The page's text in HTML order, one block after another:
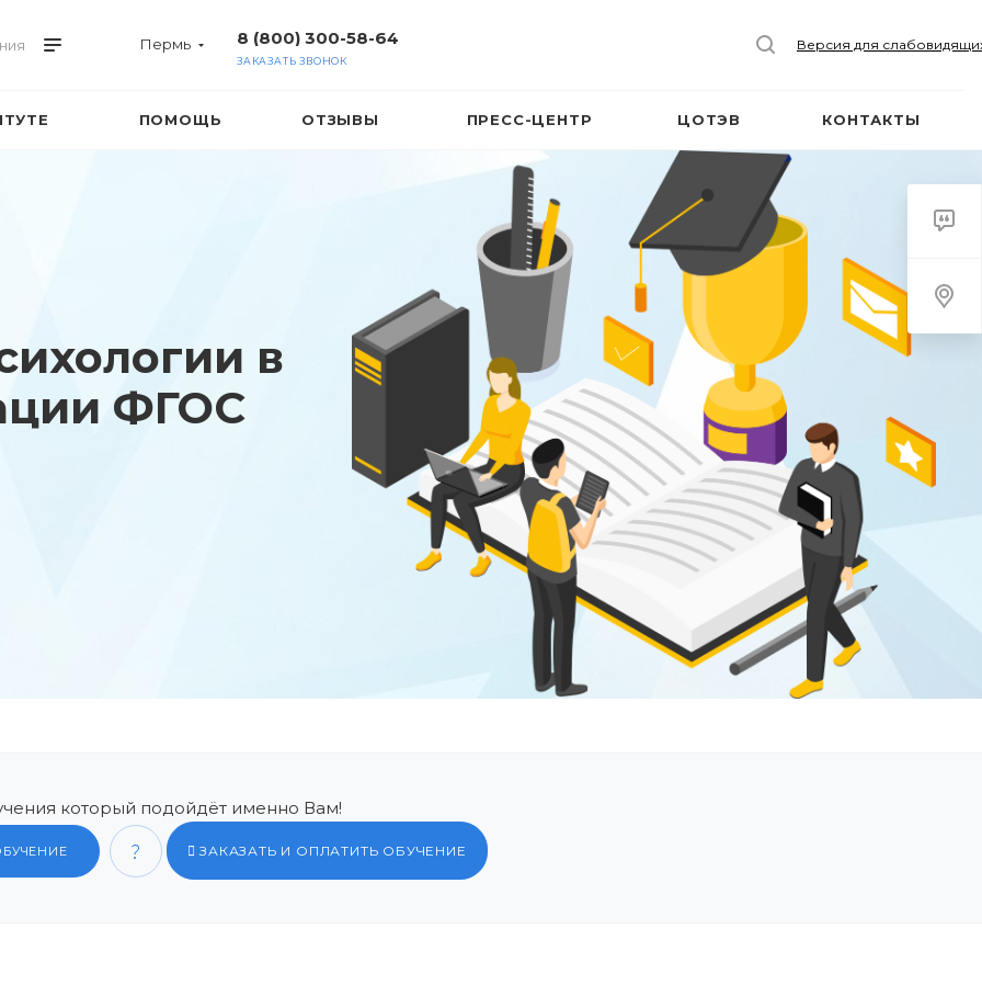
Пермь 8 (800) 300-58-64
ЗАКАЗАТЬ ЗВОНОК
Версия для
ПОМОЩЬ ОТЗЫВЫ ПРЕСС-ЦЕНТР ЦОТЭВ КОНТАКТЫ
в
ФГОС
который подойдёт именно Вам!
ЗАКАЗАТЬ И ОПЛАТИТЬ ОБУЧЕНИЕ